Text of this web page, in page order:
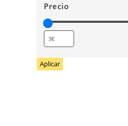
Precio
Aplicar